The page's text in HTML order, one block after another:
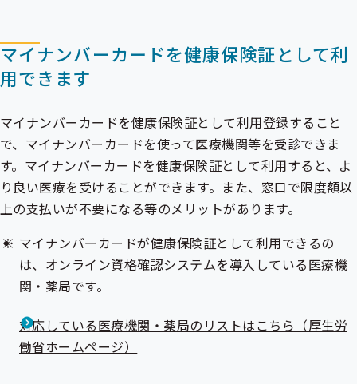
マイナンバーカードを健康保険証として利
用できます
マイナンバーカードを健康保険証として利用登録すること
で、マイナンバーカードを使って医療機関等を受診できま
す。マイナンバーカードを健康保険証として利用すると、よ
り良い医療を受けることができます。また、窓口で限度額以
上の支払いが不要になる等のメリットがあります。
マイナンバーカードが健康保険証として利用できるの
は、オンライン資格確認システムを導入している医療機
関・薬局です。
対応している医療機関・薬局のリストはこちら（厚生労
働省ホームページ）